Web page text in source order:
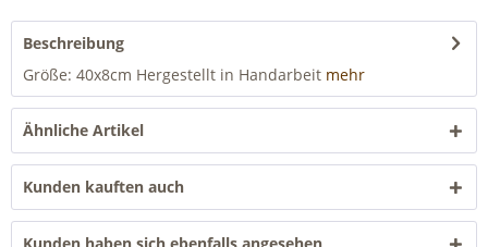
Beschreibung
Größe: 40x8cm Hergestellt in Handarbeit mehr
Ähnliche Artikel
Kunden kauften auch